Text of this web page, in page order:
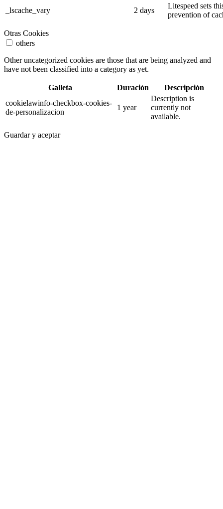
_lscache_vary
2 days
Litespeed sets
prevention of
Otras Cookies
others
Other uncategorized cookies are those that are being analyzed and
have not been classified into a category as yet.
Galleta Duración
Descripción
cookielawinfo-checkbox-cookies-
de-personalizacion
1 year
Description is
currently not
available.
Guardar y aceptar